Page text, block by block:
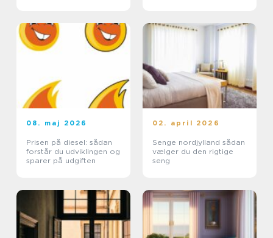
08. maj 2026
Prisen på diesel: sådan
forstår du udviklingen og
sparer på udgiften
02. april 2026
Senge nordjylland sådan
vælger du den rigtige
seng